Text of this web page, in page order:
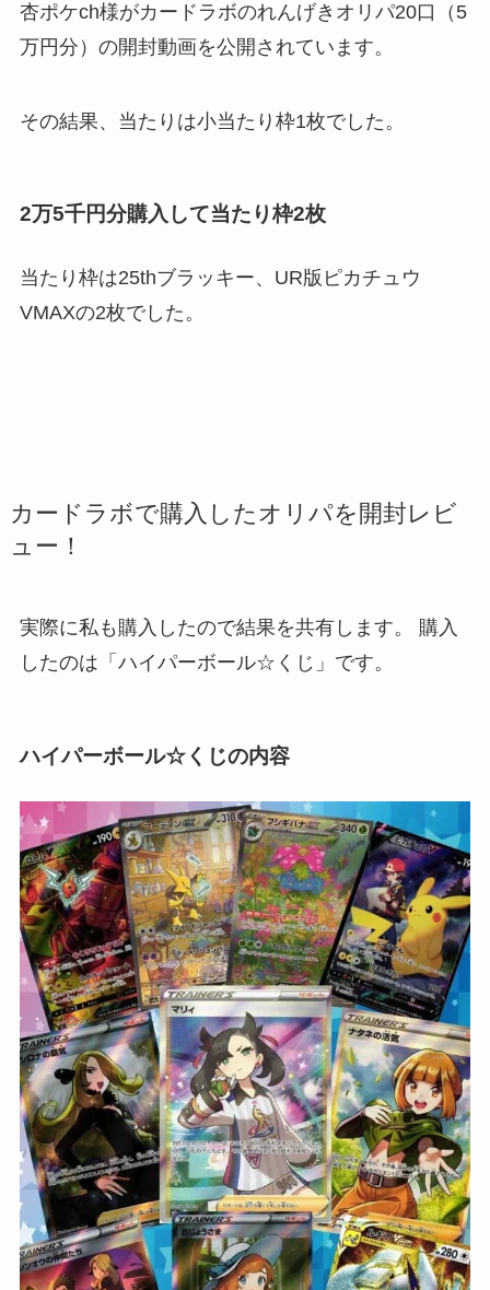
杏ポケch様がカードラボのれんげきオリパ20口（5
万円分）の開封動画を公開されています。
その結果、当たりは小当たり枠1枚でした。
2万5千円分購入して当たり枠2枚
当たり枠は25thブラッキー、UR版ピカチュウ
VMAXの2枚でした。
カードラボで購入したオリパを開封レビ
ュー！
実際に私も購入したので結果を共有します。 購入
したのは「ハイパーボール☆くじ」です。
ハイパーボール☆くじの内容